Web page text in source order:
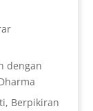
dengan
Berpikiran